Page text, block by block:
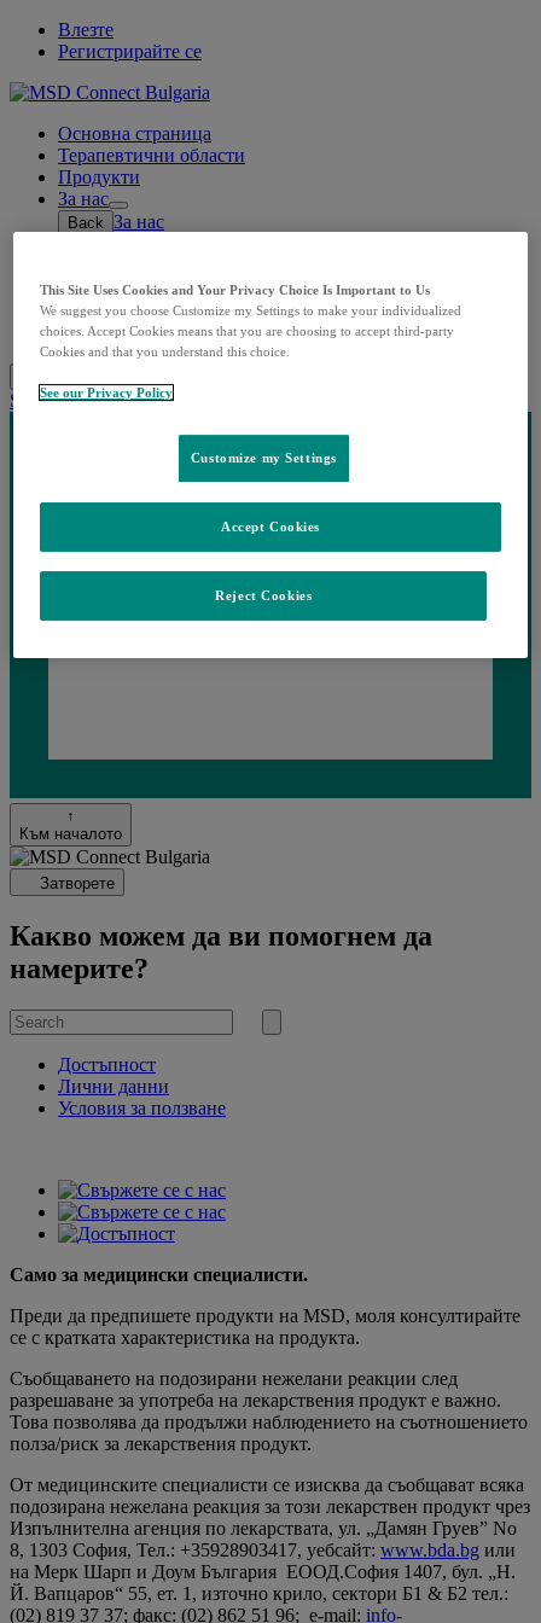
Влезте
Регистрирайте се
Основна страница
Терапевтични области
Продукти
За нас
Open
submenu
Back За нас
Корпоративна отговорност
Контакти
Лични данни
Share this
Loading...
↑
Към началото
Затворете
Какво можем да ви помогнем да
намерите?
Search
for
Submit
Достъпност
Лични данни
Условия за ползване
Само за медицински специалисти.
Преди да предпишете продукти на MSD, моля консултирайте
се с кратката характеристика на продукта.
Съобщаването на подозирани нежелани реакции след
разрешаване за употреба на лекарствения продукт е важно.
Това позволява да продължи наблюдението на съотношението
полза/риск за лекарствения продукт.
От медицинските специалисти се изисква да съобщават всяка
подозирана нежелана реакция за този лекарствен продукт чрез
Изпълнителна агенция по лекарствата, ул. „Дамян Груев” No
8, 1303 София, Teл.: +35928903417, уебсайт: www.bda.bg или
на Мерк Шарп и Доум България ЕООД.София 1407, бул. „Н.
Й. Вапцаров“ 55, ет. 1, източно крило, сектори Б1 & Б2 тел.:
(02) 819 37 37; факс: (02) 862 51 96; e-mail: info-
This Site Uses Cookies and Your Privacy Choice Is Important to Us
We suggest you choose Customize my Settings to make your individualized
choices. Accept Cookies means that you are choosing to accept third-party
Cookies and that you understand this choice.
See our Privacy Policy
Customize my Settings
Reject Cookies
Accept Cookies